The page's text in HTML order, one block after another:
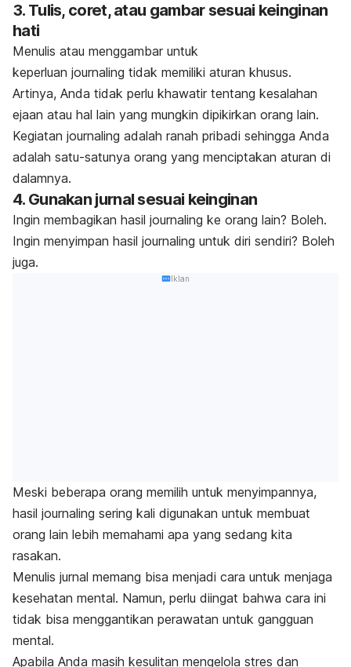
3. Tulis, coret, atau gambar sesuai keinginan
hati
Menulis atau menggambar untuk
keperluan journaling tidak memiliki aturan khusus.
Artinya, Anda tidak perlu khawatir tentang kesalahan
ejaan atau hal lain yang mungkin dipikirkan orang lain.
Kegiatan journaling adalah ranah pribadi sehingga Anda
adalah satu-satunya orang yang menciptakan aturan di
dalamnya.
4. Gunakan jurnal sesuai keinginan
Ingin membagikan hasil journaling ke orang lain? Boleh.
Ingin menyimpan hasil journaling untuk diri sendiri? Boleh
juga.
Iklan
Meski beberapa orang memilih untuk menyimpannya,
hasil journaling sering kali digunakan untuk membuat
orang lain lebih memahami apa yang sedang kita
rasakan.
Menulis jurnal memang bisa menjadi cara untuk menjaga
kesehatan mental. Namun, perlu diingat bahwa cara ini
tidak bisa menggantikan perawatan untuk gangguan
mental.
Apabila Anda masih kesulitan mengelola stres dan